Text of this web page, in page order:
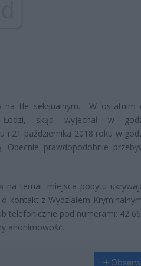
na tle seksualnym. W ostatnim
skąd wyjechał w
i 21 października 2018 roku w
Obecnie prawdopodobnie
na temat miejsca pobytu
kontakt z Wydziałem
telefonicznie pod numerami: 42
anonimowość.